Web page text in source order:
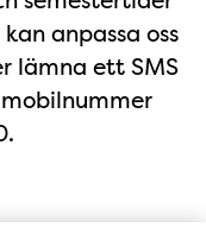
anpassa oss
lämna ett SMS